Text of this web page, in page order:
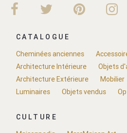
CATALOGUE
Cheminées anciennes
Architecture Intérieure
Objets
Architecture Extérieure
Mobilier
Luminaires
Objets vendus
CULTURE